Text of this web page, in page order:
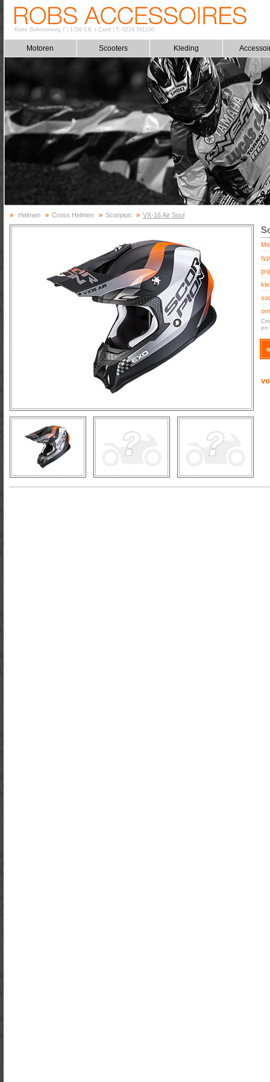
Korte Belkmerweg 7| 1756 CB 't Zand T: 0224 591230
Motoren Scooters Kleding
» Helmen » Cross Helmen » Scorpion » VX-16 Air Soul
en